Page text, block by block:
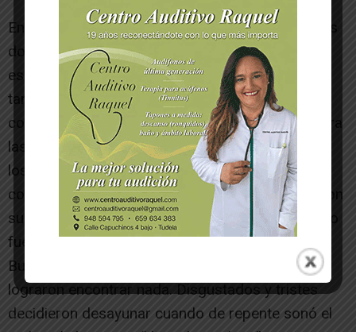
En un pequeño pueblo de un valle entre montañas
dos hermanos, Carmen y Javier, decidieron
escribir la carta a los Reyes Magos. Aunque esa
tarde de diciembre hacía viento y frío, salieron a
comprar papel, sobres y sellos. Faltaba poco para
las vacaciones de Navidad y entusiasmados por
los regalos no sabían que escribir. ¡Había tantas
cosas para elegir! Rellenaron tres hojas y enviaron
su carta a Oriente. Llegó el día de Reyes y cuando
fueron a por los regalos no había ninguno.
Buscaron por todos los lugares de la casa y no
lograron encontrar nada. Disgustados y tristes
decidieron desayunar cuando de repente sonó el